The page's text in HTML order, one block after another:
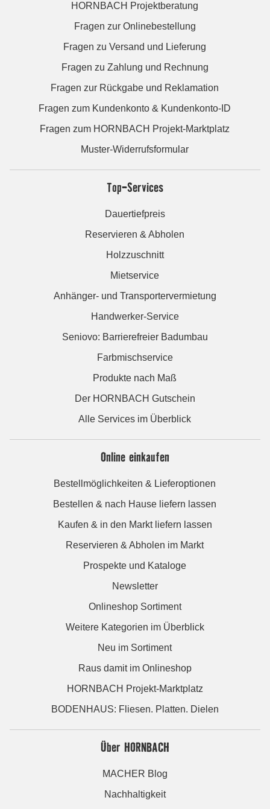
HORNBACH Projektberatung
Fragen zur Onlinebestellung
Fragen zu Versand und Lieferung
Fragen zu Zahlung und Rechnung
Fragen zur Rückgabe und Reklamation
Fragen zum Kundenkonto & Kundenkonto-ID
Fragen zum HORNBACH Projekt-Marktplatz
Muster-Widerrufsformular
Top-Services
Dauertiefpreis
Reservieren & Abholen
Holzzuschnitt
Mietservice
Anhänger- und Transportervermietung
Handwerker-Service
Seniovo: Barrierefreier Badumbau
Farbmischservice
Produkte nach Maß
Der HORNBACH Gutschein
Alle Services im Überblick
Online einkaufen
Bestellmöglichkeiten & Lieferoptionen
Bestellen & nach Hause liefern lassen
Kaufen & in den Markt liefern lassen
Reservieren & Abholen im Markt
Prospekte und Kataloge
Newsletter
Onlineshop Sortiment
Weitere Kategorien im Überblick
Neu im Sortiment
Raus damit im Onlineshop
HORNBACH Projekt-Marktplatz
BODENHAUS: Fliesen. Platten. Dielen
Über HORNBACH
MACHER Blog
Nachhaltigkeit